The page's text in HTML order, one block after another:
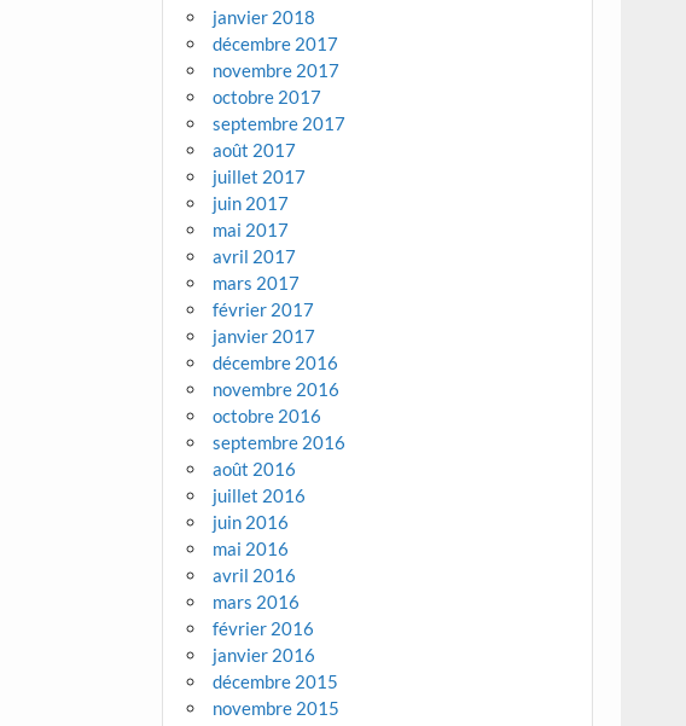
janvier 2018
décembre 2017
novembre 2017
octobre 2017
septembre 2017
août 2017
juillet 2017
juin 2017
mai 2017
avril 2017
mars 2017
février 2017
janvier 2017
décembre 2016
novembre 2016
octobre 2016
septembre 2016
août 2016
juillet 2016
juin 2016
mai 2016
avril 2016
mars 2016
février 2016
janvier 2016
décembre 2015
novembre 2015